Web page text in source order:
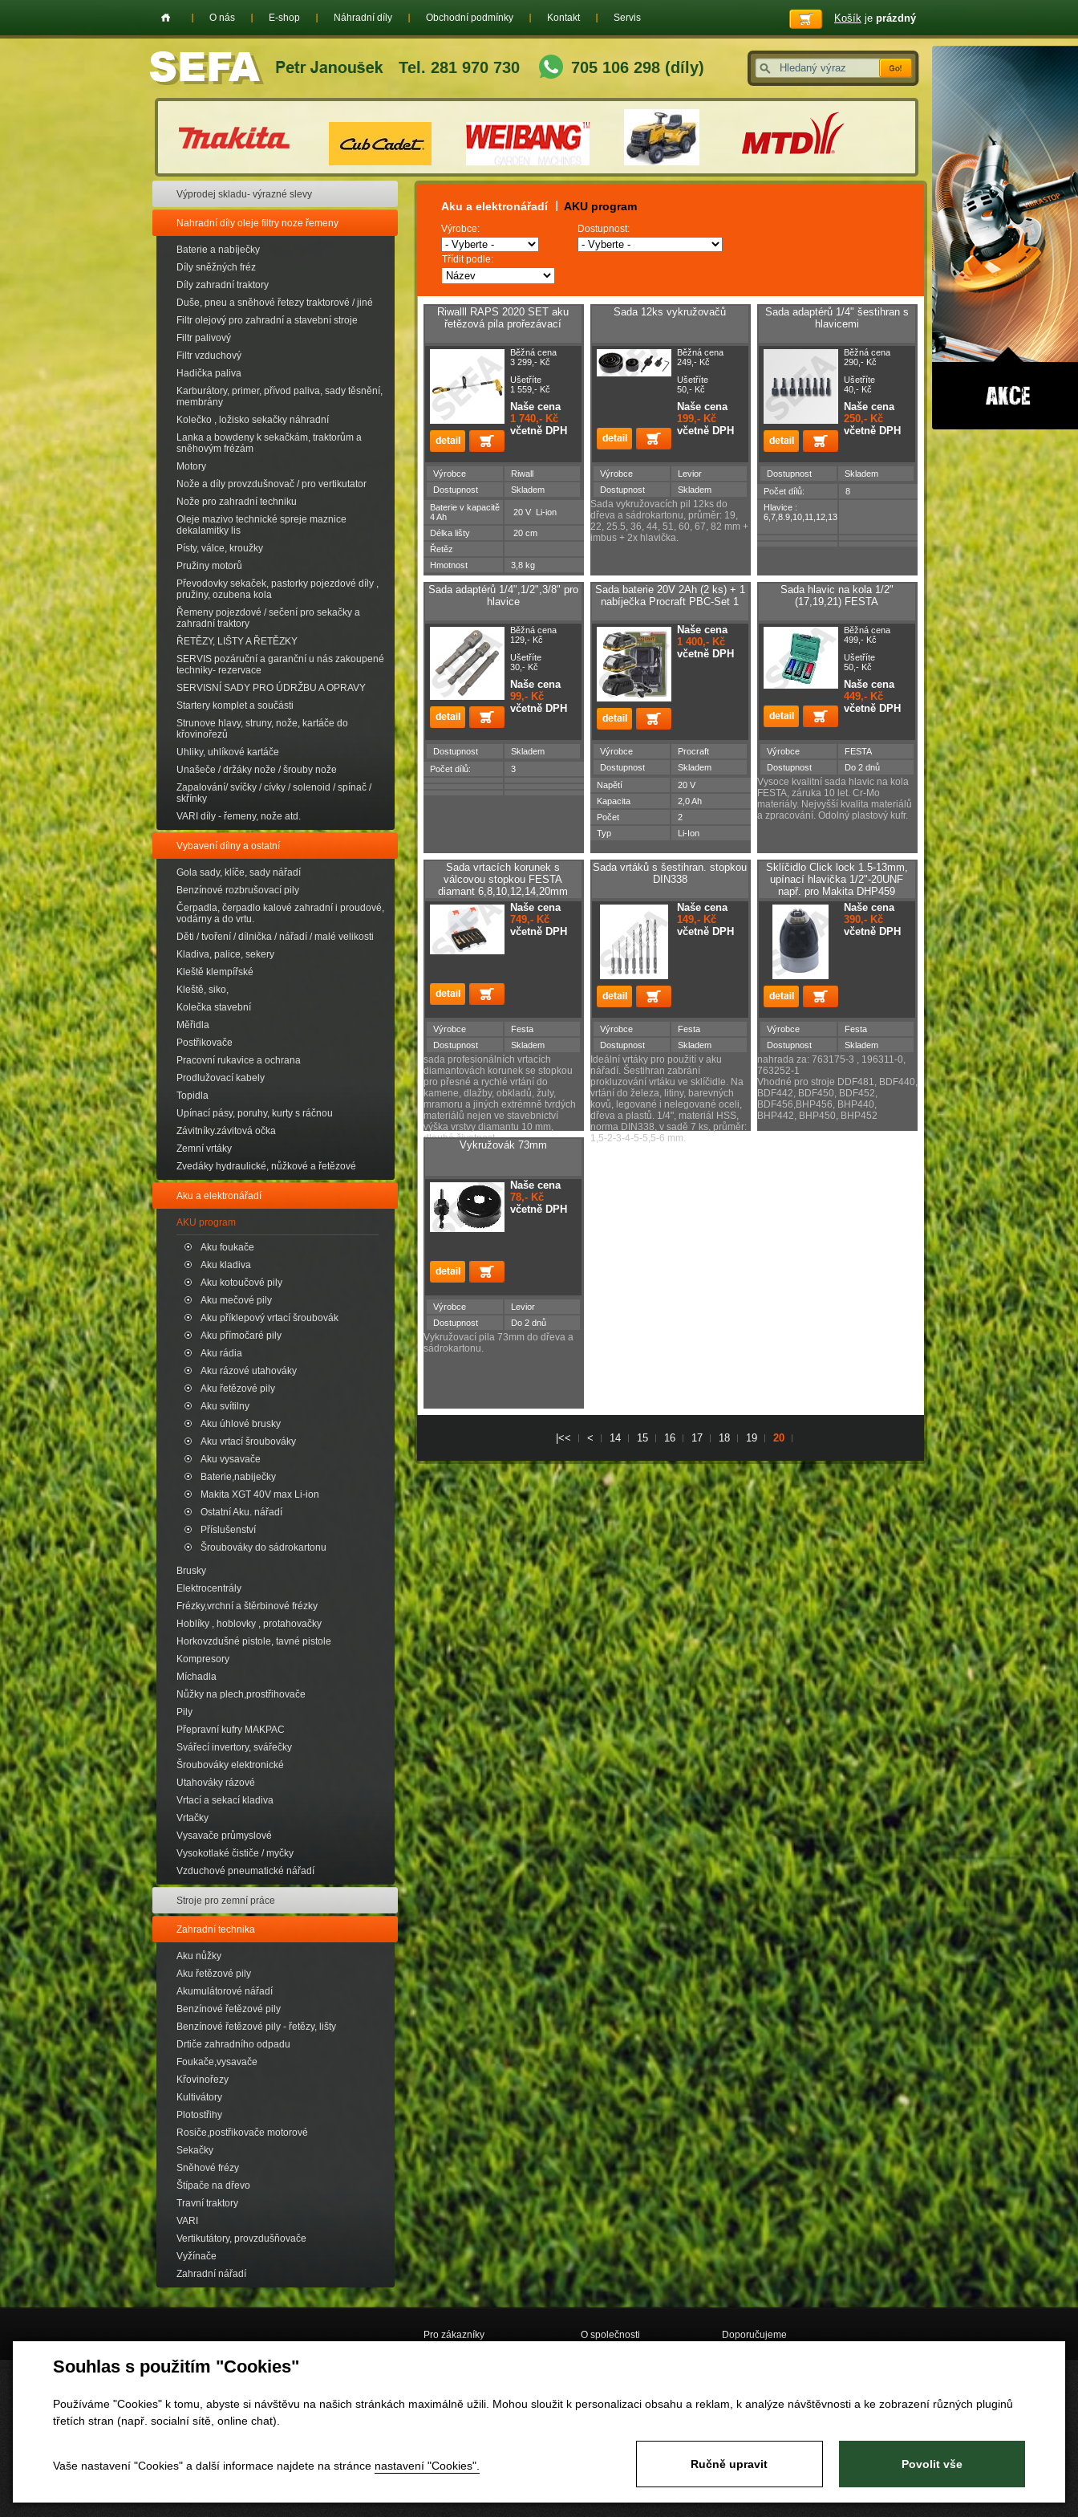
Souhlas s použitím "Cookies"
Používáme "Cookies" k tomu, abyste si návštěvu na našich stránkách maximálně užili. Mohou sloužit k personalizaci obsahu a reklam, k analýze návštěvnosti a ke zobrazení různých pluginů
třetích stran (např. socialní sítě, online chat).
Vaše nastavení "Cookies" a další informace najdete na stránce nastavení "Cookies". Ručně upravit Povolit vše
Tel. 281 970 730 705 106 298 (díly)
O nás E-shop Náhradní díly Obchodní podmínky Kontakt Servis Košík je prázdný
Výprodej skladu- výrazné slevy
Nahradní díly oleje filtry noze řemeny
Baterie a nabíječky
Díly sněžných fréz
Díly zahradní traktory
Duše, pneu a sněhové řetezy traktorové / jiné
Filtr olejový pro zahradní a stavební stroje
Filtr palivový
Filtr vzduchový
Hadička paliva
Karburátory, primer, přívod paliva, sady těsnění,
membrány
Kolečko , ložisko sekačky náhradní
Lanka a bowdeny k sekačkám, traktorům a
sněhovým frézám
Motory
Nože a díly provzdušnovač / pro vertikutator
Nože pro zahradní techniku
Oleje mazivo technické spreje maznice
dekalamitky lis
Písty, válce, kroužky
Pružiny motorů
Převodovky sekaček, pastorky pojezdové díly ,
pružiny, ozubena kola
Řemeny pojezdové / sečení pro sekačky a
zahradní traktory
ŘETĚZY, LIŠTY A ŘETĚZKY
SERVIS pozáruční a garanční u nás zakoupené
techniky- rezervace
SERVISNÍ SADY PRO ÚDRŽBU A OPRAVY
Startery komplet a součásti
Strunove hlavy, struny, nože, kartáče do
křovinořezů
Uhliky, uhlíkové kartáče
Unašeče / držáky nože / šrouby nože
Zapalování/ svíčky / cívky / solenoid / spínač /
skřínky
VARI díly - řemeny, nože atd.
Vybavení dílny a ostatní
Gola sady, klíče, sady nářadí
Benzínové rozbrušovací pily
Čerpadla, čerpadlo kalové zahradní i proudové,
vodárny a do vrtu.
Děti / tvoření / dílnička / nářadí / malé velikosti
Kladiva, palice, sekery
Kleště klempířské
Kleště, siko,
Kolečka stavební
Měřidla
Postřikovače
Pracovní rukavice a ochrana
Prodlužovací kabely
Topidla
Upínací pásy, poruhy, kurty s ráčnou
Závitníky.závitová očka
Zemní vrtáky
Zvedáky hydraulické, nůžkové a řetězové
Aku a elektronářadí
AKU program
Aku foukače
Aku kladiva
Aku kotoučové pily
Aku mečové pily
Aku příklepový vrtací šroubovák
Aku přímočaré pily
Aku rádia
Aku rázové utahováky
Aku řetězové pily
Aku svítilny
Aku úhlové brusky
Aku vrtací šroubováky
Aku vysavače
Baterie,nabiječky
Makita XGT 40V max Li-ion
Ostatní Aku. nářadí
Příslušenství
Šroubováky do sádrokartonu
Brusky
Elektrocentrály
Frézky,vrchní a štěrbinové frézky
Hoblíky , hoblovky , protahovačky
Horkovzdušné pistole, tavné pistole
Kompresory
Míchadla
Nůžky na plech,prostřihovače
Pily
Přepravní kufry MAKPAC
Svářecí invertory, svářečky
Šroubováky elektronické
Utahováky rázové
Vrtací a sekací kladiva
Vrtačky
Vysavače průmyslové
Vysokotlaké čističe / myčky
Vzduchové pneumatické nářadí
Stroje pro zemní práce
Zahradní technika
Aku nůžky
Aku řetězové pily
Akumulátorové nářadí
Benzínové řetězové pily
Benzínové řetězové pily - řetězy, lišty
Drtiče zahradního odpadu
Foukače,vysavače
Křovinořezy
Kultivátory
Plotostřihy
Rosiče,postřikovače motorové
Sekačky
Sněhové frézy
Štípače na dřevo
Travní traktory
VARI
Vertikutátory, provzdušňovače
Vyžínače
Zahradní nářadí
Aku a elektronářadí AKU program
Výrobce: Dostupnost:
Třídit podle:
Riwalll RAPS 2020 SET aku
řetězová pila prořezávací
Běžná cena
3 299,- Kč
Ušetříte
1 559,- Kč
Naše cena
1 740,- Kč
včetně DPH
Výrobce
Riwall
Dostupnost
Skladem
Baterie v kapacitě
4 Ah
20 V Li-ion
Délka lišty
20 cm
Řetěz
Hmotnost
3,8 kg
Sada 12ks vykružovačů
Běžná cena
249,- Kč
Ušetříte
50,- Kč
Naše cena
199,- Kč
včetně DPH
Výrobce
Levior
Dostupnost
Skladem
Sada vykružovacích pil 12ks do
dřeva a sádrokartonu, průměr: 19,
22, 25.5, 36, 44, 51, 60, 67, 82 mm +
imbus + 2x hlavička.
Sada adaptérů 1/4" šestihran s
hlavicemi
Běžná cena
290,- Kč
Ušetříte
40,- Kč
Naše cena
250,- Kč
včetně DPH
Dostupnost
Skladem
Počet dílů:
8
Hlavice :
6,7,8.9,10,11,12,13
Sada adaptérů 1/4",1/2",3/8" pro
hlavice
Běžná cena
129,- Kč
Ušetříte
30,- Kč
Naše cena
99,- Kč
včetně DPH
Dostupnost
Skladem
Počet dílů:
3
Sada baterie 20V 2Ah (2 ks) + 1
nabíječka Procraft PBC-Set 1
Naše cena
1 400,- Kč
včetně DPH
Výrobce
Procraft
Dostupnost
Skladem
Napětí
20 V
Kapacita
2,0 Ah
Počet
2
Typ
Li-Ion
Sada hlavic na kola 1/2"
(17,19,21) FESTA
Běžná cena
499,- Kč
Ušetříte
50,- Kč
Naše cena
449,- Kč
včetně DPH
Výrobce
FESTA
Dostupnost
Do 2 dnů
Vysoce kvalitní sada hlavic na kola
FESTA, záruka 10 let. Cr-Mo
materiály. Nejvyšší kvalita materiálů
a zpracování. Odolný plastový kufr.
Sada vrtacích korunek s
válcovou stopkou FESTA
diamant 6,8,10,12,14,20mm
Naše cena
749,- Kč
včetně DPH
Výrobce
Festa
Dostupnost
Skladem
sada profesionálních vrtacích
diamantovách korunek se stopkou
pro přesné a rychlé vrtání do
kamene, dlažby, obkladů, žuly,
mramoru a jiných extrémně tvrdých
materiálů nejen ve stavebnictví
výška vrstvy diamantu 10 mm,
dlouhá životnost
Sada vrtáků s šestihran. stopkou
DIN338
Naše cena
149,- Kč
včetně DPH
Výrobce
Festa
Dostupnost
Skladem
Ideální vrtáky pro použití v aku
nářadí. Šestihran zabrání
prokluzování vrtáku ve sklíčidle. Na
vrtání do železa, litiny, barevných
kovů, legované i nelegované oceli,
dřeva a plastů. 1/4", materiál HSS,
norma DIN338, v sadě 7 ks, průměr:
1,5-2-3-4-5-5,5-6 mm.
Sklíčidlo Click lock 1.5-13mm,
upínací hlavička 1/2"-20UNF
např. pro Makita DHP459
Naše cena
390,- Kč
včetně DPH
Výrobce
Festa
Dostupnost
Skladem
nahrada za: 763175-3 , 196311-0,
763252-1
Vhodné pro stroje DDF481, BDF440,
BDF442, BDF450, BDF452,
BDF456,BHP456, BHP440,
BHP442, BHP450, BHP452
Vykružovák 73mm
Naše cena
78,- Kč
včetně DPH
Výrobce
Levior
Dostupnost
Do 2 dnů
Vykružovací pila 73mm do dřeva a
sádrokartonu.
|<< < 14 15 16 17 18 19 20
Pro zákazníky
Obchodní podmínky
Odstoupení od smlouvy ONLINE
O společnosti
Kontakt
Doporučujeme